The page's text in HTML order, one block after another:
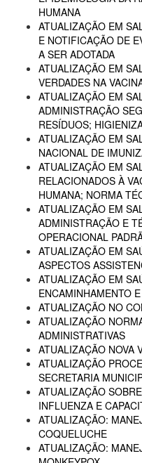
HUMANA
ATUALIZAÇÃO EM
E NOTIFICAÇÃO DE
A SER ADOTADA
ATUALIZAÇÃO EM
VERDADES NA
ATUALIZAÇÃO EM
ADMINISTRAÇÃO
RESÍDUOS;
ATUALIZAÇÃO EM
NACIONAL DE
ATUALIZAÇÃO EM
RELACIONADOS À
HUMANA; NORMA
ATUALIZAÇÃO EM
ADMINISTRAÇÃO E
OPERACIONAL
ATUALIZAÇÃO EM
ASPECTOS
ATUALIZAÇÃO EM
ENCAMINHAMENTO
ATUALIZAÇÃO NO
ATUALIZAÇÃO
ADMINISTRATIVAS
ATUALIZAÇÃO NOVA
ATUALIZAÇÃO
SECRETARIA
ATUALIZAÇÃO
INFLUENZA E
ATUALIZAÇÃO:
COQUELUCHE
ATUALIZAÇÃO: